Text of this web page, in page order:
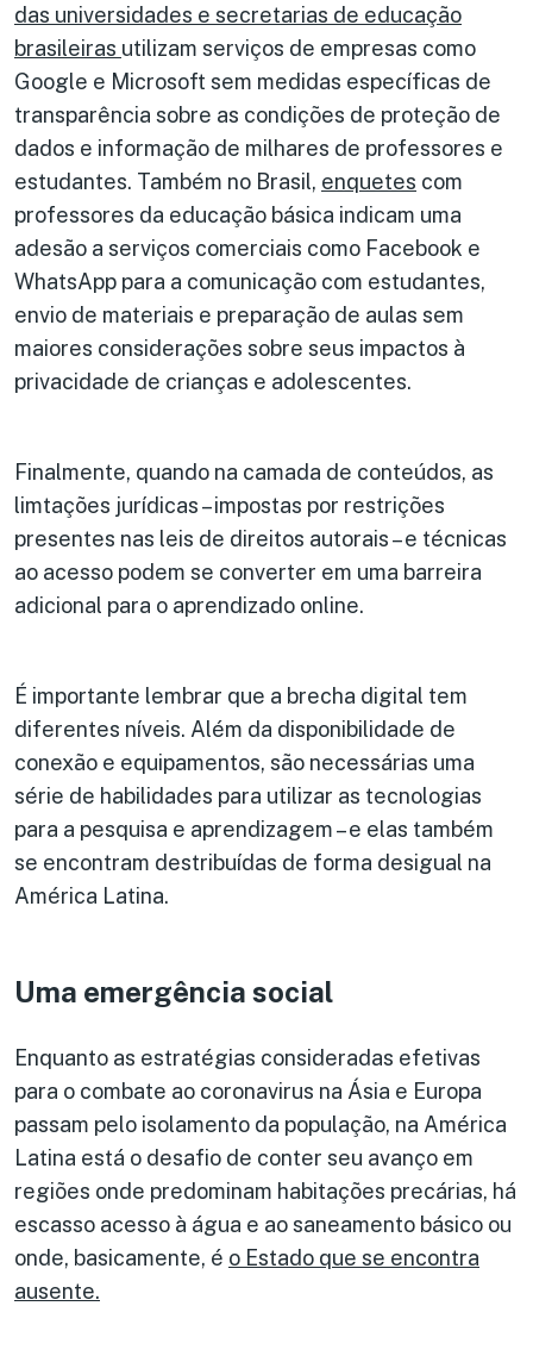
das universidades e secretarias de educação
brasileiras utilizam serviços de empresas como
Google e Microsoft sem medidas específicas de
transparência sobre as condições de proteção de
dados e informação de milhares de professores e
estudantes. Também no Brasil, enquetes com
professores da educação básica indicam uma
adesão a serviços comerciais como Facebook e
WhatsApp para a comunicação com estudantes,
envio de materiais e preparação de aulas sem
maiores considerações sobre seus impactos à
privacidade de crianças e adolescentes.
Finalmente, quando na camada de conteúdos, as
limtações jurídicas – impostas por restrições
presentes nas leis de direitos autorais – e técnicas
ao acesso podem se converter em uma barreira
adicional para o aprendizado online.
É importante lembrar que a brecha digital tem
diferentes níveis. Além da disponibilidade de
conexão e equipamentos, são necessárias uma
série de habilidades para utilizar as tecnologias
para a pesquisa e aprendizagem – e elas também
se encontram destribuídas de forma desigual na
América Latina.
Uma emergência social
Enquanto as estratégias consideradas efetivas
para o combate ao coronavirus na Ásia e Europa
passam pelo isolamento da população, na América
Latina está o desafio de conter seu avanço em
regiões onde predominam habitações precárias, há
escasso acesso à água e ao saneamento básico ou
onde, basicamente, é o Estado que se encontra
ausente.